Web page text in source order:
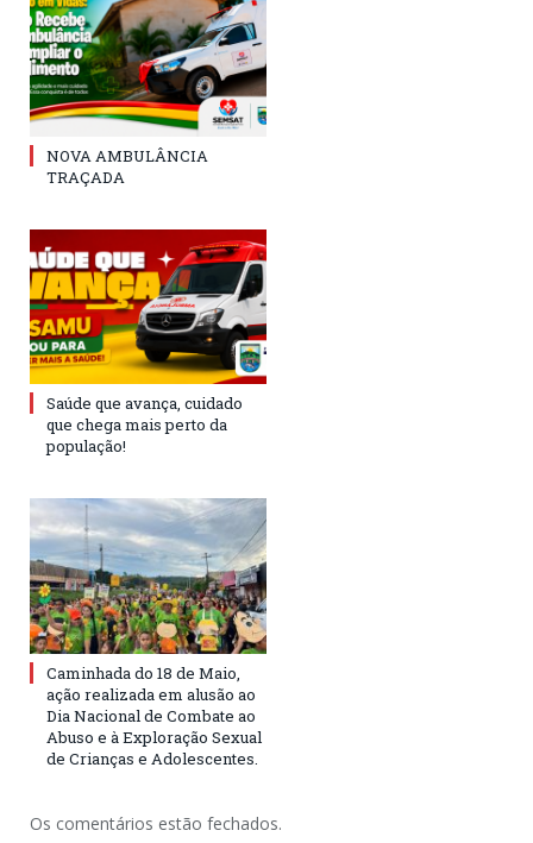
NOVA AMBULÂNCIA
TRAÇADA
Saúde que avança, cuidado
que chega mais perto da
população!
Caminhada do 18 de Maio,
ação realizada em alusão ao
Dia Nacional de Combate ao
Abuso e à Exploração Sexual
de Crianças e Adolescentes.
Os comentários estão fechados.